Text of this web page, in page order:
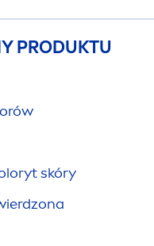
PRODUKTU
skóry